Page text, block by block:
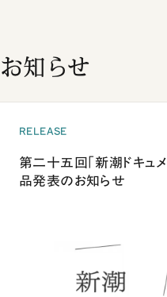
お知らせ
RELEASE
第二十五回「新潮ドキュ
品発表のお知らせ